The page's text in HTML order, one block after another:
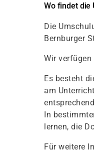
Wo findet die
Die
Bernburger
Wir
Es besteht
am
In
lernen, die
Für weitere